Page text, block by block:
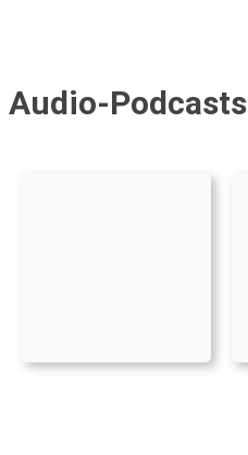
Audio-Podcasts